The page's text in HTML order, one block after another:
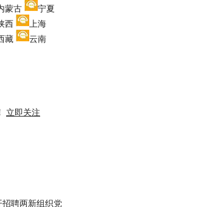
蒙古
宁夏
西
上海
藏
云南
立即关注
聘两新组织党